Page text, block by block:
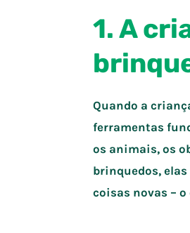
1. A
Quando a
ferramentas
os animais, os
brinquedos,
coisas novas –